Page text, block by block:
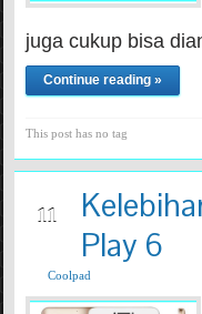
juga cukup bisa
Continue reading »
This post has no tag
11
Play 6
Coolpad